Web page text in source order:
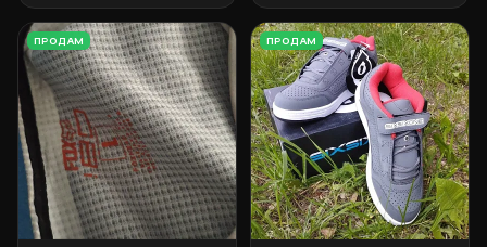
ПРОДАМ ПРОДАМ